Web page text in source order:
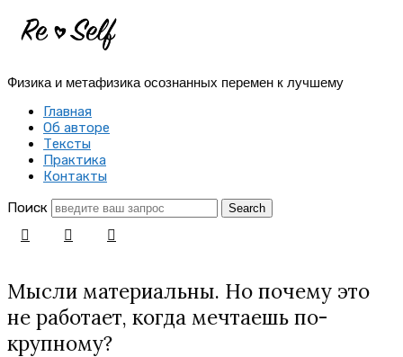
Re-
|
Создай
себя
заново
Физика и метафизика осознанных перемен к лучшему
Главная
Об авторе
Тексты
Практика
Контакты
Поиск
Мысли материальны. Но почему это
не работает, когда мечтаешь по-
крупному?